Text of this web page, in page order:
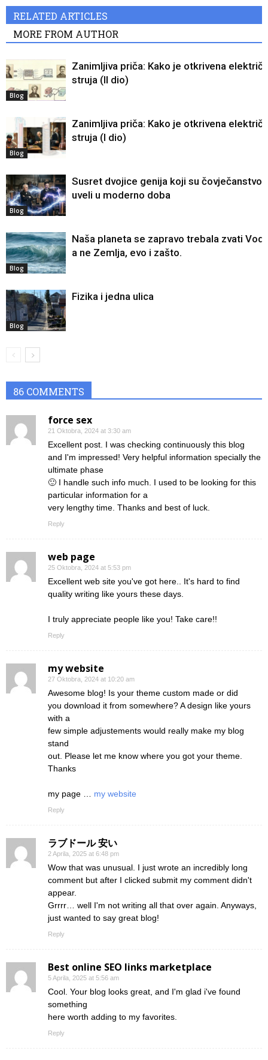
RELATED ARTICLES
MORE FROM AUTHOR
Blog
Zanimljiva priča: Kako je otkrivena
struja (II dio)
Blog
Zanimljiva priča: Kako je otkrivena
struja (I dio)
Blog
Susret dvojice genija koji su čovječanstvo
uveli u moderno doba
Blog
Naša planeta se zapravo trebala zvati
a ne Zemlja, evo i zašto.
Blog
Fizika i jedna ulica
86 COMMENTS
force sex
21 Oktobra, 2024 at 3:30 am
Excellent post. I was checking continuously this blog
and I'm impressed! Very helpful information specially the
ultimate phase
🙂 I handle such info much. I used to be looking for this
particular information for a
very lengthy time. Thanks and best of luck.
Reply
web page
25 Oktobra, 2024 at 5:53 pm
Excellent web site you've got here.. It's hard to find
quality writing like yours these days.
I truly appreciate people like you! Take care!!
Reply
my website
27 Oktobra, 2024 at 10:20 am
Awesome blog! Is your theme custom made or did
you download it from somewhere? A design like yours
with a
few simple adjustements would really make my blog
stand
out. Please let me know where you got your theme.
Thanks
my page … my website
Reply
ラブドール 安い
2 Aprila, 2025 at 6:48 pm
Wow that was unusual. I just wrote an incredibly long
comment but after I clicked submit my comment didn't
appear.
Grrrr… well I'm not writing all that over again. Anyways,
just wanted to say great blog!
Reply
Best online SEO links marketplace
5 Aprila, 2025 at 5:56 am
Cool. Your blog looks great, and I'm glad i've found
something
here worth adding to my favorites.
Reply